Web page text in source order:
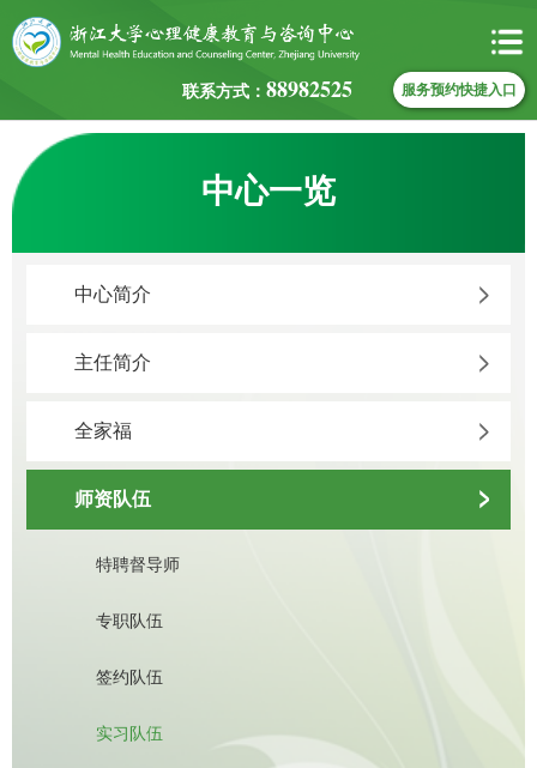
服务预约快捷入口
联系方式： 88982525
中心一览
中心简介
主任简介
全家福
师资队伍
特聘督导师
专职队伍
签约队伍
实习队伍